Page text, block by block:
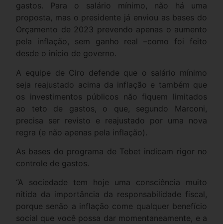
gastos. Para o salário mínimo, não há uma
proposta, mas o presidente já enviou as bases do
Orçamento de 2023 prevendo apenas o aumento
pela inflação, sem ganho real –como foi feito
desde o início de governo.
A equipe de Ciro defende que o salário mínimo
seja reajustado acima da inflação e também que
os investimentos públicos não fiquem limitados
ao teto de gastos, o que, segundo Marconi,
precisa ser revisto e reajustado por uma nova
regra (e não apenas pela inflação).
As bases do programa de Tebet indicam rigor no
controle de gastos.
“A sociedade tem hoje uma consciência muito
nítida da importância da responsabilidade fiscal,
porque senão a inflação come qualquer benefício
social que você possa dar momentaneamente, e a